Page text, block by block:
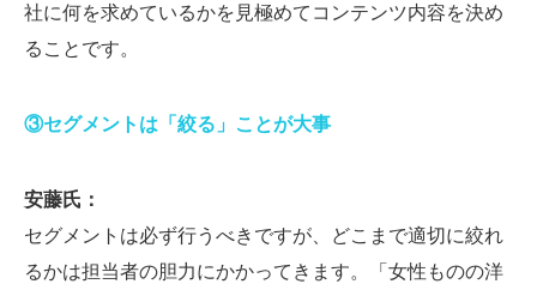
社に何を求めているかを見極めてコンテンツ内容を決め
ることです。
③セグメントは「絞る」ことが大事
安藤氏：
セグメントは必ず行うべきですが、どこまで適切に絞れ
るかは担当者の胆力にかかってきます。「女性ものの洋